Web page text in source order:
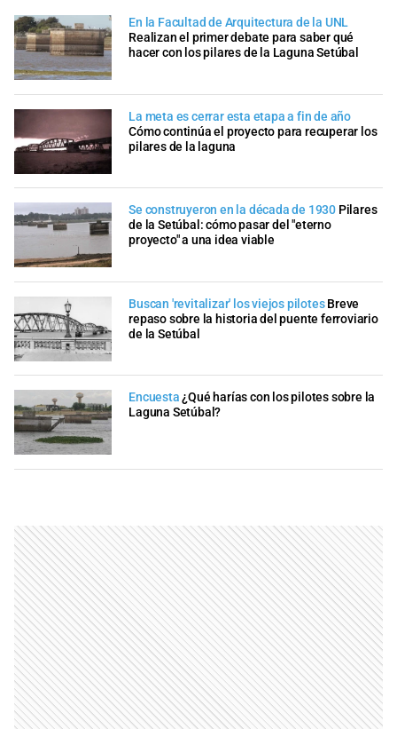
En la Facultad de Arquitectura de la UNL
Realizan el primer debate para saber qué
hacer con los pilares de la Laguna Setúbal
La meta es cerrar esta etapa a fin de año
Cómo continúa el proyecto para recuperar los
pilares de la laguna
Se construyeron en la década de 1930 Pilares
de la Setúbal: cómo pasar del "eterno
proyecto" a una idea viable
Buscan 'revitalizar' los viejos pilotes Breve
repaso sobre la historia del puente ferroviario
de la Setúbal
Encuesta ¿Qué harías con los pilotes sobre la
Laguna Setúbal?